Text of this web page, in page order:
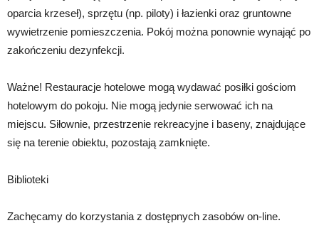
oparcia krzeseł), sprzętu (np. piloty) i łazienki oraz gruntowne
wywietrzenie pomieszczenia. Pokój można ponownie wynająć po
zakończeniu dezynfekcji.
Ważne! Restauracje hotelowe mogą wydawać posiłki gościom
hotelowym do pokoju. Nie mogą jedynie serwować ich na
miejscu. Siłownie, przestrzenie rekreacyjne i baseny, znajdujące
się na terenie obiektu, pozostają zamknięte.
Biblioteki
Zachęcamy do korzystania z dostępnych zasobów on-line.